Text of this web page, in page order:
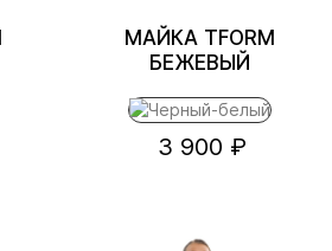
МАЙКА TFORM
БЕЖЕВЫЙ
3 900 ₽